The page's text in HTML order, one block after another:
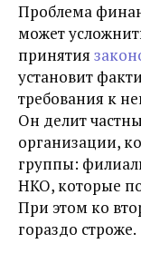
Проблема
может
принятия
установит
требования к
Он делит
организации,
группы:
НКО, которые
При этом ко
гораздо строже.